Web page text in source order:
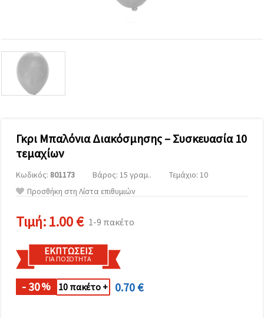
αναλύουμε
επισκεψιμότητα
και να
προβάλλουμε
πιο σχετικό
περιεχόμενο
άλλων με
τη βοήθεια
των
συνεργατών
μας για
χρησιμοποιήσετε
όλα τα
cookies
κάνοντας
κλικ στον
Γκρι Μπαλόνια Διακόσμησης – Συσκευασία 10
τεμαχίων
Κωδικός: 801173 Βάρος: 15 γραμ..
Τεμάχιο: 10
Προσθήκη στη Λίστα επιθυμιών
Τιμή:1.00 € 1-9 πακέτο
ΕΚΠΤΏΣΕΙΣ
ΓΙΑ ΠΟΣΌΤΗΤΑ
- 30% 10 πακέτο + 0.70 €